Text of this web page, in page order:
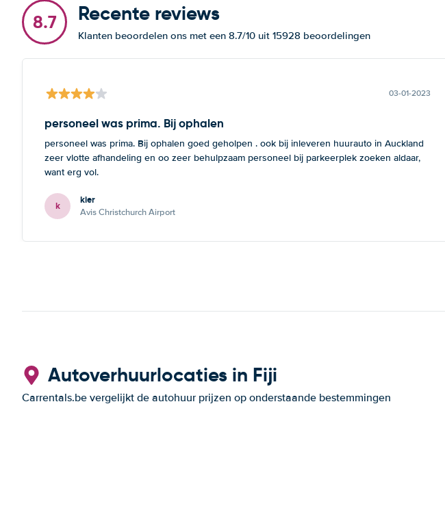
8.7 Recente reviews
Klanten beoordelen ons met een 8.7/10 uit 15928 beoordelingen
03-01-2023
personeel was prima. Bij ophalen
personeel was prima. Bij ophalen goed geholpen . ook bij inleveren huurauto in Auckland
zeer vlotte afhandeling en oo zeer behulpzaam personeel bij parkeerplek zoeken aldaar,
want erg vol.
k kier
Avis Christchurch Airport
Autoverhuurlocaties in Fiji
Carrentals.be vergelijkt de autohuur prijzen op onderstaande bestemmingen